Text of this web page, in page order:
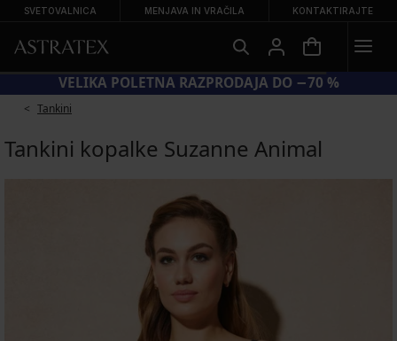
SVETOVALNICA MENJAVA IN VRAČILA KONTAKTIRAJTE
VELIKA POLETNA RAZPRODAJA DO −70 %
Tankini
Tankini kopalke Suzanne Animal